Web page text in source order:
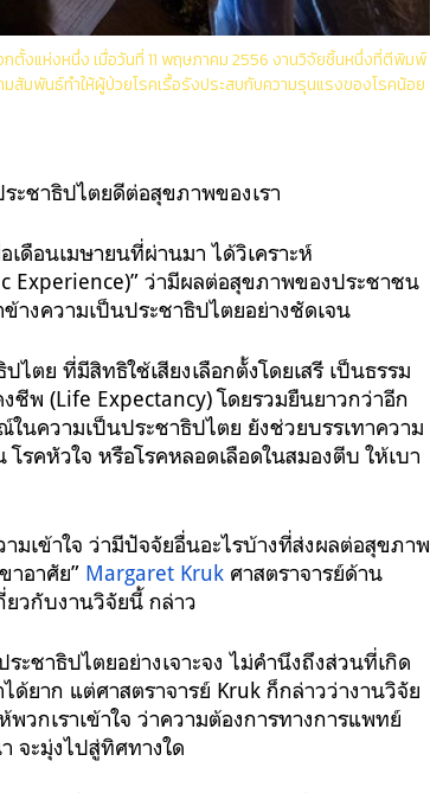
ตั้งแห่งหนึ่ง เมื่อวันที่ 11 พฤษภาคม 2556 งานวิจัยชิ้นหนึ่งที่ตีพิมพ์
มสัมพันธ์ทำให้ผู้ป่วยโรคเรื้อรังประสบกับความรุนแรงของโรคน้อย
ชาธิปไตยดีต่อสุขภาพของเรา
ดือนเมษายนที่ผ่านมา ได้วิเคราะห์
Experience)” ว่ามีผลต่อสุขภาพของประชาชน
างความเป็นประชาธิปไตยอย่างชัดเจน
ตย ที่มีสิทธิใช้เสียงเลือกตั้งโดยเสรี เป็นธรรม
ชีพ (Life Expectancy) โดยรวมยืนยาวกว่าอีก
นความเป็นประชาธิปไตย ยังช่วยบรรเทาความ
รคหัวใจ หรือโรคหลอดเลือดในสมองตีบ ให้เบา
มเข้าใจ ว่ามีปัจจัยอื่นอะไรบ้างที่ส่งผลต่อสุขภาพ
าอาศัย” Margaret Kruk ศาสตราจารย์ด้าน
วกับงานวิจัยนี้ กล่าว
ชาธิปไตยอย่างเจาะจง ไม่คำนึงถึงส่วนที่เกิด
ยาก แต่ศาสตราจารย์ Kruk ก็กล่าวว่างานวิจัย
กเราเข้าใจ ว่าความต้องการทางการแพทย์
จะมุ่งไปสู่ทิศทางใด